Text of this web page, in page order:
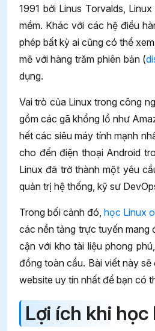
1991 bởi Linus Torvalds,
mềm. Khác với các hệ điều
phép bất kỳ ai cũng có thể
mẽ với hàng trăm phiên bản (
dụng.
Vai trò của Linux trong công
gồm các gã khổng lồ như
hết các siêu máy tính mạnh
cho đến điện thoại Android
Linux đã trở thành một yêu
quản trị hệ thống, kỹ sư
Trong bối cảnh đó,học Linux
các nền tảng trực tuyến mang
cận với kho tài liệu phong
đồng toàn cầu. Bài viết này
website uy tín nhất để bạn có
Lợi ích khi